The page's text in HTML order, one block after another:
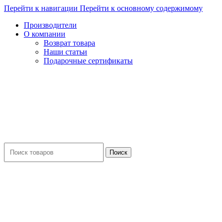
Перейти к навигации Перейти к основному содержимому
Производители
О компании
Возврат товара
Наши статьи
Подарочные сертификаты
Поиск